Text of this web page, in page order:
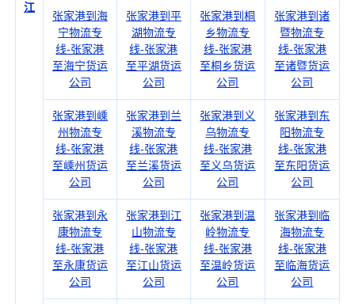
江
张家港到海
宁物流专
线-张家港
至海宁货运
公司
张家港到平
湖物流专
线-张家港
至平湖货运
公司
张家港到桐
乡物流专
线-张家港
至桐乡货运
公司
张家港到诸
暨物流专
线-张家港
至诸暨货运
公司
张家港到嵊
州物流专
线-张家港
至嵊州货运
公司
张家港到兰
溪物流专
线-张家港
至兰溪货运
公司
张家港到义
乌物流专
线-张家港
至义乌货运
公司
张家港到东
阳物流专
线-张家港
至东阳货运
公司
张家港到永
康物流专
线-张家港
至永康货运
公司
张家港到江
山物流专
线-张家港
至江山货运
公司
张家港到温
岭物流专
线-张家港
至温岭货运
公司
张家港到临
海物流专
线-张家港
至临海货运
公司